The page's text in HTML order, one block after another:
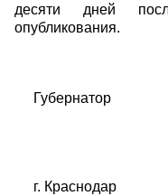
десяти дней
опубликования.
Губернатор
В.И.
г. Краснодар